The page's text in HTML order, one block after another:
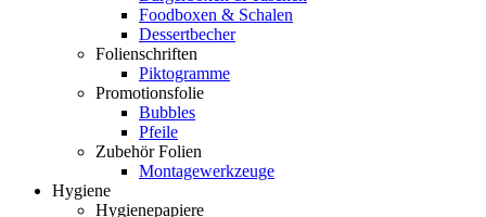
Foodboxen & Schalen
Dessertbecher
Folienschriften
Piktogramme
Promotionsfolie
Bubbles
Pfeile
Zubehör Folien
Montagewerkzeuge
Hygiene
Hygienepapiere